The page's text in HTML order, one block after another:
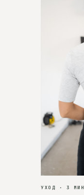
УХОД · 3 МИН